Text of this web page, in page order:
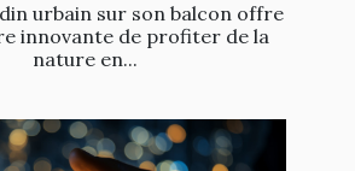
urbain sur son balcon offre
innovante de profiter de la
nature en...